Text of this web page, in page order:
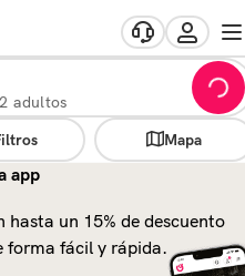
adultos
Mapa
app
hasta un 15% de descuento
forma fácil y rápida.